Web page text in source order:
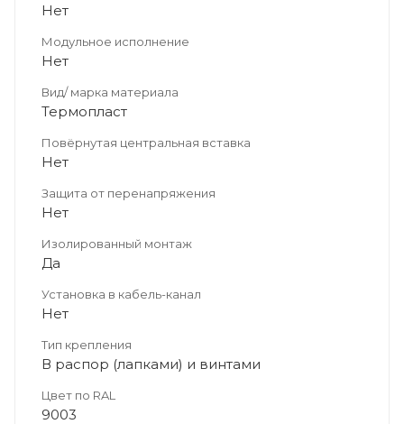
Нет
Модульное исполнение
Нет
Вид/ марка материала
Термопласт
Повёрнутая центральная вставка
Нет
Защита от перенапряжения
Нет
Изолированный монтаж
Да
Установка в кабель-канал
Нет
Тип крепления
В распор (лапками) и винтами
Цвет по RAL
9003